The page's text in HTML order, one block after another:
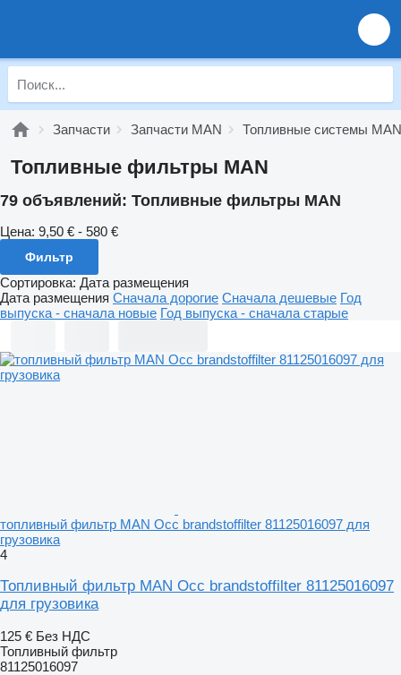
Запчасти Запчасти MAN Топливные системы MAN
Топливные фильтры MAN
79 объявлений: Топливные фильтры MAN
Цена: 9,50 € - 580 €
Фильтр
Сортировка: Дата размещения
Дата размещения Сначала дорогие Сначала дешевые Год
выпуска - сначала новые Год выпуска - сначала старые
топливный фильтр MAN Occ brandstoffilter 81125016097 для
грузовика
4
Топливный фильтр MAN Occ brandstoffilter 81125016097
для грузовика
125 € Без НДС
Топливный фильтр
81125016097